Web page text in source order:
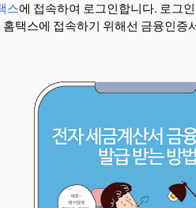
스에 접속하여 로그인합니다. 로그
택스에 접속하기 위해선 금융인